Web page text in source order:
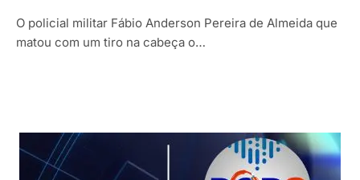
O policial militar Fábio Anderson Pereira de Almeida que
matou com um tiro na cabeça o…